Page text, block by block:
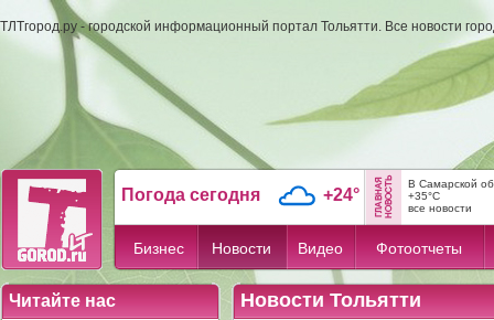
ТЛТгород.ру - городской информационный портал Тольятти. Все новости
Погода сегодня +24°
В Самарской
+35°C
все новости
Бизнес Новости Видео Фотоотчеты
Читайте нас Новости Тольятти